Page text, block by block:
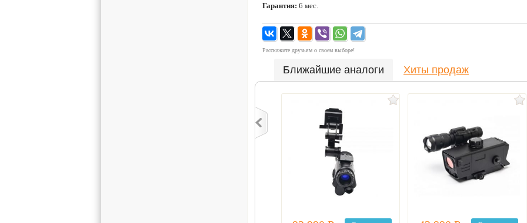
Гарантия: 6 мес.
Расскажите друзьям о своем выборе!
Ближайшие аналоги Хиты продаж